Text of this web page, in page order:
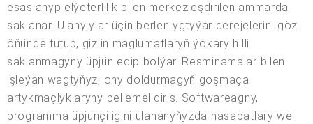
esaslanyp elýeterlilik bilen merkezleşdirilen ammarda
saklanar. Ulanyjylar üçin berlen ygtyýar derejelerini göz
öňünde tutup, gizlin maglumatlaryň ýokary hilli
saklanmagyny üpjün edip bolýar. Resminamalar bilen
işleýän wagtyňyz, ony doldurmagyň goşmaça
artykmaçlyklaryny bellemelidiris. Softwareagny,
programma üpjünçiligini ulananyňyzda hasabatlary we